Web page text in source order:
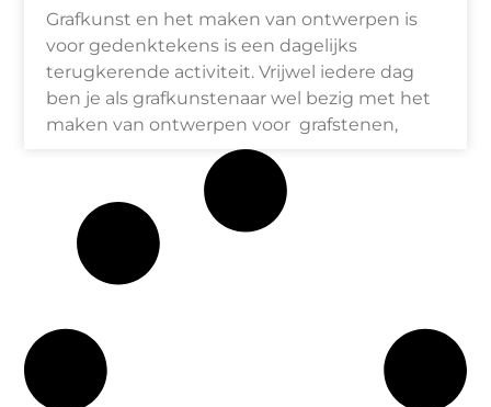
Grafkunst en het maken van ontwerpen is
voor gedenktekens is een dagelijks
terugkerende activiteit. Vrijwel iedere dag
ben je als grafkunstenaar wel bezig met het
maken van ontwerpen voor grafstenen,